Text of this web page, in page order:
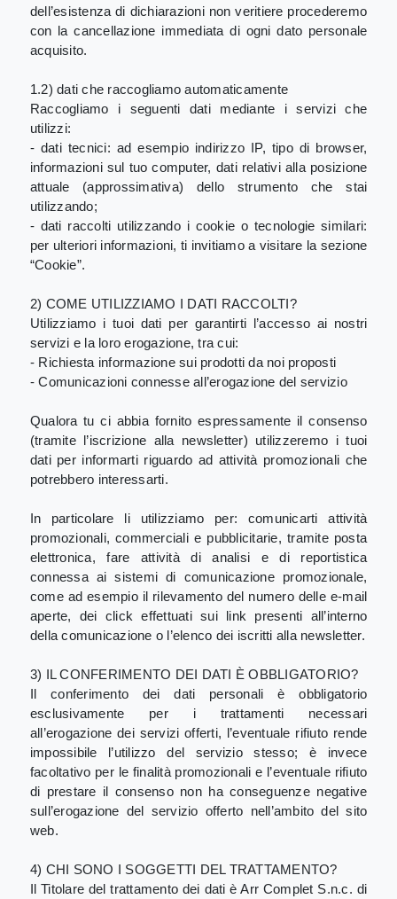
dell’esistenza di dichiarazioni non veritiere procederemo
con la cancellazione immediata di ogni dato personale
acquisito.
1.2) dati che raccogliamo automaticamente
Raccogliamo i seguenti dati mediante i servizi che
utilizzi:
- dati tecnici: ad esempio indirizzo IP, tipo di browser,
informazioni sul tuo computer, dati relativi alla posizione
attuale (approssimativa) dello strumento che stai
utilizzando;
- dati raccolti utilizzando i cookie o tecnologie similari:
per ulteriori informazioni, ti invitiamo a visitare la sezione
“Cookie”.
2) COME UTILIZZIAMO I DATI RACCOLTI?
Utilizziamo i tuoi dati per garantirti l’accesso ai nostri
servizi e la loro erogazione, tra cui:
- Richiesta informazione sui prodotti da noi proposti
- Comunicazioni connesse all’erogazione del servizio
Qualora tu ci abbia fornito espressamente il consenso
(tramite l’iscrizione alla newsletter) utilizzeremo i tuoi
dati per informarti riguardo ad attività promozionali che
potrebbero interessarti.
In particolare li utilizziamo per: comunicarti attività
promozionali, commerciali e pubblicitarie, tramite posta
elettronica, fare attività di analisi e di reportistica
connessa ai sistemi di comunicazione promozionale,
come ad esempio il rilevamento del numero delle e-mail
aperte, dei click effettuati sui link presenti all’interno
della comunicazione o l’elenco dei iscritti alla newsletter.
3) IL CONFERIMENTO DEI DATI È OBBLIGATORIO?
Il conferimento dei dati personali è obbligatorio
esclusivamente per i trattamenti necessari
all’erogazione dei servizi offerti, l’eventuale rifiuto rende
impossibile l’utilizzo del servizio stesso; è invece
facoltativo per le finalità promozionali e l’eventuale rifiuto
di prestare il consenso non ha conseguenze negative
sull’erogazione del servizio offerto nell’ambito del sito
web.
4) CHI SONO I SOGGETTI DEL TRATTAMENTO?
Il Titolare del trattamento dei dati è Arr Complet S.n.c. di